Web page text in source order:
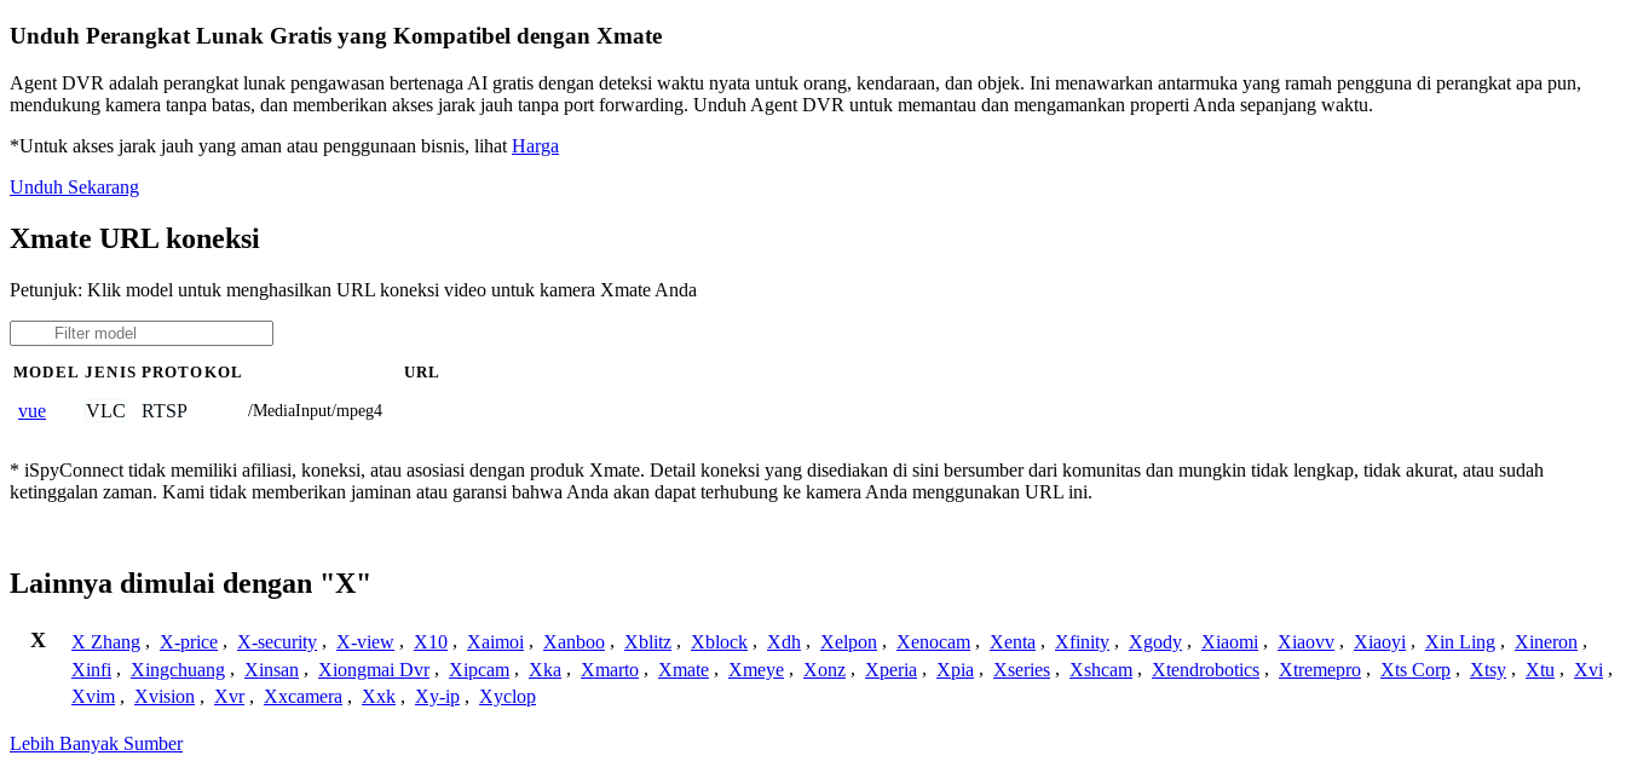
Unduh Perangkat Lunak Gratis yang Kompatibel dengan Xmate
Agent DVR adalah perangkat lunak pengawasan bertenaga AI gratis dengan deteksi waktu nyata untuk orang, kendaraan, dan objek. Ini menawarkan antarmuka yang ramah pengguna di perangkat apa pun,
mendukung kamera tanpa batas, dan memberikan akses jarak jauh tanpa port forwarding. Unduh Agent DVR untuk memantau dan mengamankan properti Anda sepanjang waktu.
*Untuk akses jarak jauh yang aman atau penggunaan bisnis, lihat Harga
Unduh Sekarang
Xmate URL koneksi
Petunjuk: Klik model untuk menghasilkan URL koneksi video untuk kamera Xmate Anda
MODEL JENIS PROTOKOL URL
vue VLC RTSP /MediaInput/mpeg4
* iSpyConnect tidak memiliki afiliasi, koneksi, atau asosiasi dengan produk Xmate. Detail koneksi yang disediakan di sini bersumber dari komunitas dan mungkin tidak lengkap, tidak akurat, atau sudah
ketinggalan zaman. Kami tidak memberikan jaminan atau garansi bahwa Anda akan dapat terhubung ke kamera Anda menggunakan URL ini.
Lainnya dimulai dengan "X"
X X Zhang , X-price , X-security , X-view , X10 , Xaimoi , Xanboo , Xblitz , Xblock , Xdh , Xelpon , Xenocam , Xenta , Xfinity , Xgody , Xiaomi , Xiaovv , Xiaoyi , Xin Ling , Xineron ,
Xinfi , Xingchuang , Xinsan , Xiongmai Dvr , Xipcam , Xka , Xmarto , Xmate , Xmeye , Xonz , Xperia , Xpia , Xseries , Xshcam , Xtendrobotics , Xtremepro , Xts Corp , Xtsy , Xtu , Xvi ,
Xvim , Xvision , Xvr , Xxcamera , Xxk , Xy-ip , Xyclop
Lebih Banyak Sumber